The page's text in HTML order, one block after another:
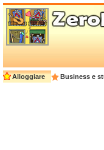
Alloggiare Business e